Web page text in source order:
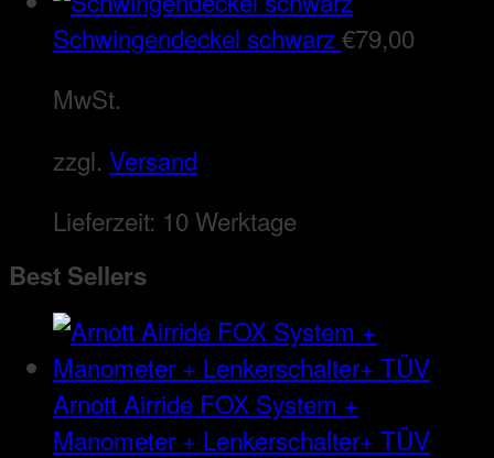
Schwingendeckel schwarz€79,00
MwSt.
zzgl. Versand
Lieferzeit: 10 Werktage
Best Sellers
Arnott Airride FOX System +
Manometer + Lenkerschalter+ TÜV